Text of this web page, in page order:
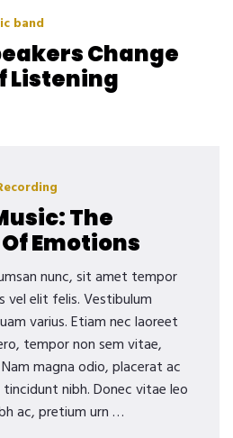
band
Change
Listening
The
Emotions
nunc, sit amet tempor
vel elit felis. Vestibulum
varius. Etiam nec laoreet
tempor non sem vitae,
magna odio, placerat ac
nibh. Donec vitae leo
ac, pretium urn …